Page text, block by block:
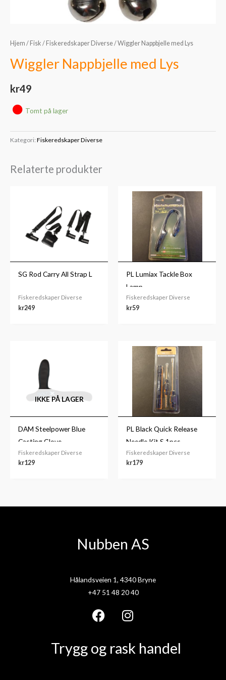
Hjem / Fisk / Fiskeredskaper Diverse/ Wiggler Nappbjelle med Lys
Wiggler Nappbjelle med Lys
kr49
Tomt på lager
Kategori: Fiskeredskaper Diverse
Relaterte produkter
SG Rod Carry All Strap L
Fiskeredskaper Diverse
kr249
PL Lumiax Tackle Box
Lamp
Fiskeredskaper Diverse
kr59
IKKE PÅ LAGER
DAM Steelpower Blue
Casting Glove
Fiskeredskaper Diverse
kr129
PL Black Quick Release
Needle Kit S 1pcs
Fiskeredskaper Diverse
kr179
Nubben AS
Hålandsveien 1, 4340 Bryne
+47 51 48 20 40
F
c
I
s
Trygg og rask handel